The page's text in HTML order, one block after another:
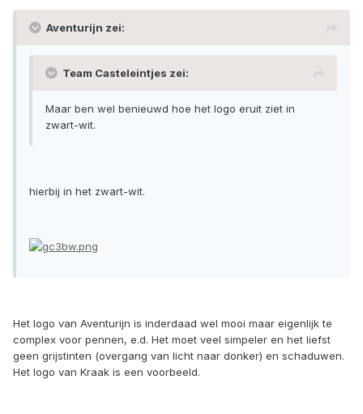
Aventurijn zei:
Team Casteleintjes zei:
Maar ben wel benieuwd hoe het logo eruit ziet in
zwart-wit.
hierbij in het zwart-wit.
Het logo van Aventurijn is inderdaad wel mooi maar eigenlijk te
complex voor pennen, e.d. Het moet veel simpeler en het liefst
geen grijstinten (overgang van licht naar donker) en schaduwen.
Het logo van Kraak is een voorbeeld.